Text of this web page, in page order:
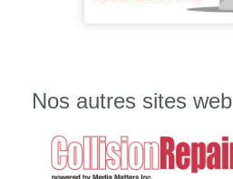
Nos autres sites web